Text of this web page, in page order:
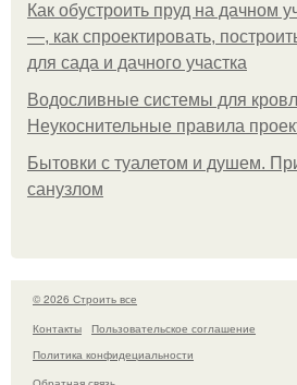
Как обустроить пруд на дачном
—, как спроектировать,
для сада и дачного участка
Водосливные системы для
Неукоснительные правила
Бытовки с туалетом и душем.
санузлом
© 2026 Строить все
Контакты
Пользовательское соглашение
Политика конфидециальности